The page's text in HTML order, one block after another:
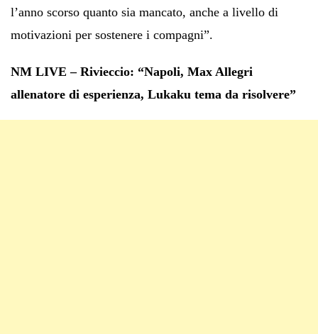
l’anno scorso quanto sia mancato, anche a livello di
motivazioni per sostenere i compagni”.
NM LIVE – Rivieccio: “Napoli, Max Allegri
allenatore di esperienza, Lukaku tema da risolvere”